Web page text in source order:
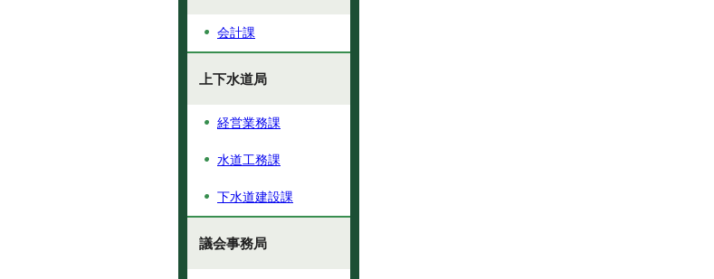
会計課
上下水道局
経営業務課
水道工務課
下水道建設課
議会事務局